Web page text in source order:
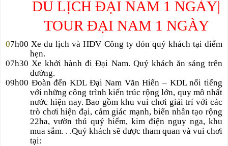
DU LỊCH ĐẠI NAM 1 NGÀY|
TOUR ĐẠI NAM 1 NGÀY
07h00 Xe du lịch và HDV Công ty đón quý khách tại điểm
hẹn.
07h30 Xe khởi hành đi Đại Nam. Quý khách ăn sáng trên
đường.
09h00 Đoàn đến KDL Đại Nam Văn Hiến – KDL nổi tiếng
với những công trình kiến trúc rộng lớn, quy mô nhất
nước hiện nay. Bao gồm khu vui chơi giải trí với các
trò chơi hiện đại, cảm giác mạnh, biển nhân tạo rộng
22ha, vườn thú quý hiếm, kim điện nguy nga, khu
mua sắm. . .Quý khách sẽ được tham quan và vui chơi
tại: